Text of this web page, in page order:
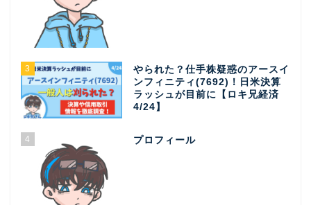
3
やられた？仕手株疑惑のアースイ
ンフィニティ(7692)！日米決算
ラッシュが目前に【ロキ兄経済
4/24】
4 プロフィール